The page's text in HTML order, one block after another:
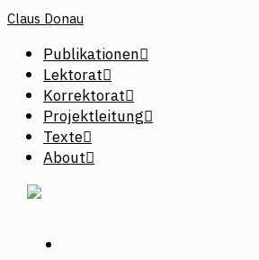
Claus Donau
Publikationen
Lektorat
Korrektorat
Projektleitung
Texte
About